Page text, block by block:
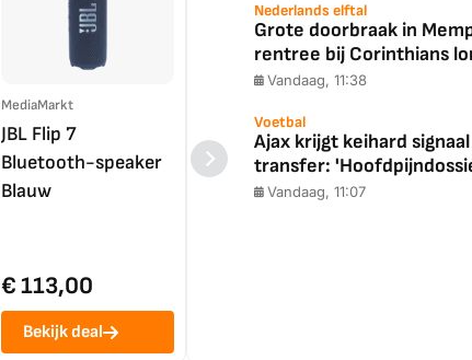
MediaMarkt
JBL Flip 7
Bluetooth-speaker
Blauw
€ 113,00
Bekijk deal
LG OLED55C56LB
4K TV (2025)
JBL
Ultimate
Nederlands elftal
Grote doorbraak in
rentree bij Corinthians
Vandaag, 11:38
Voetbal
Ajax krijgt keihard
transfer:
Vandaag, 11:07